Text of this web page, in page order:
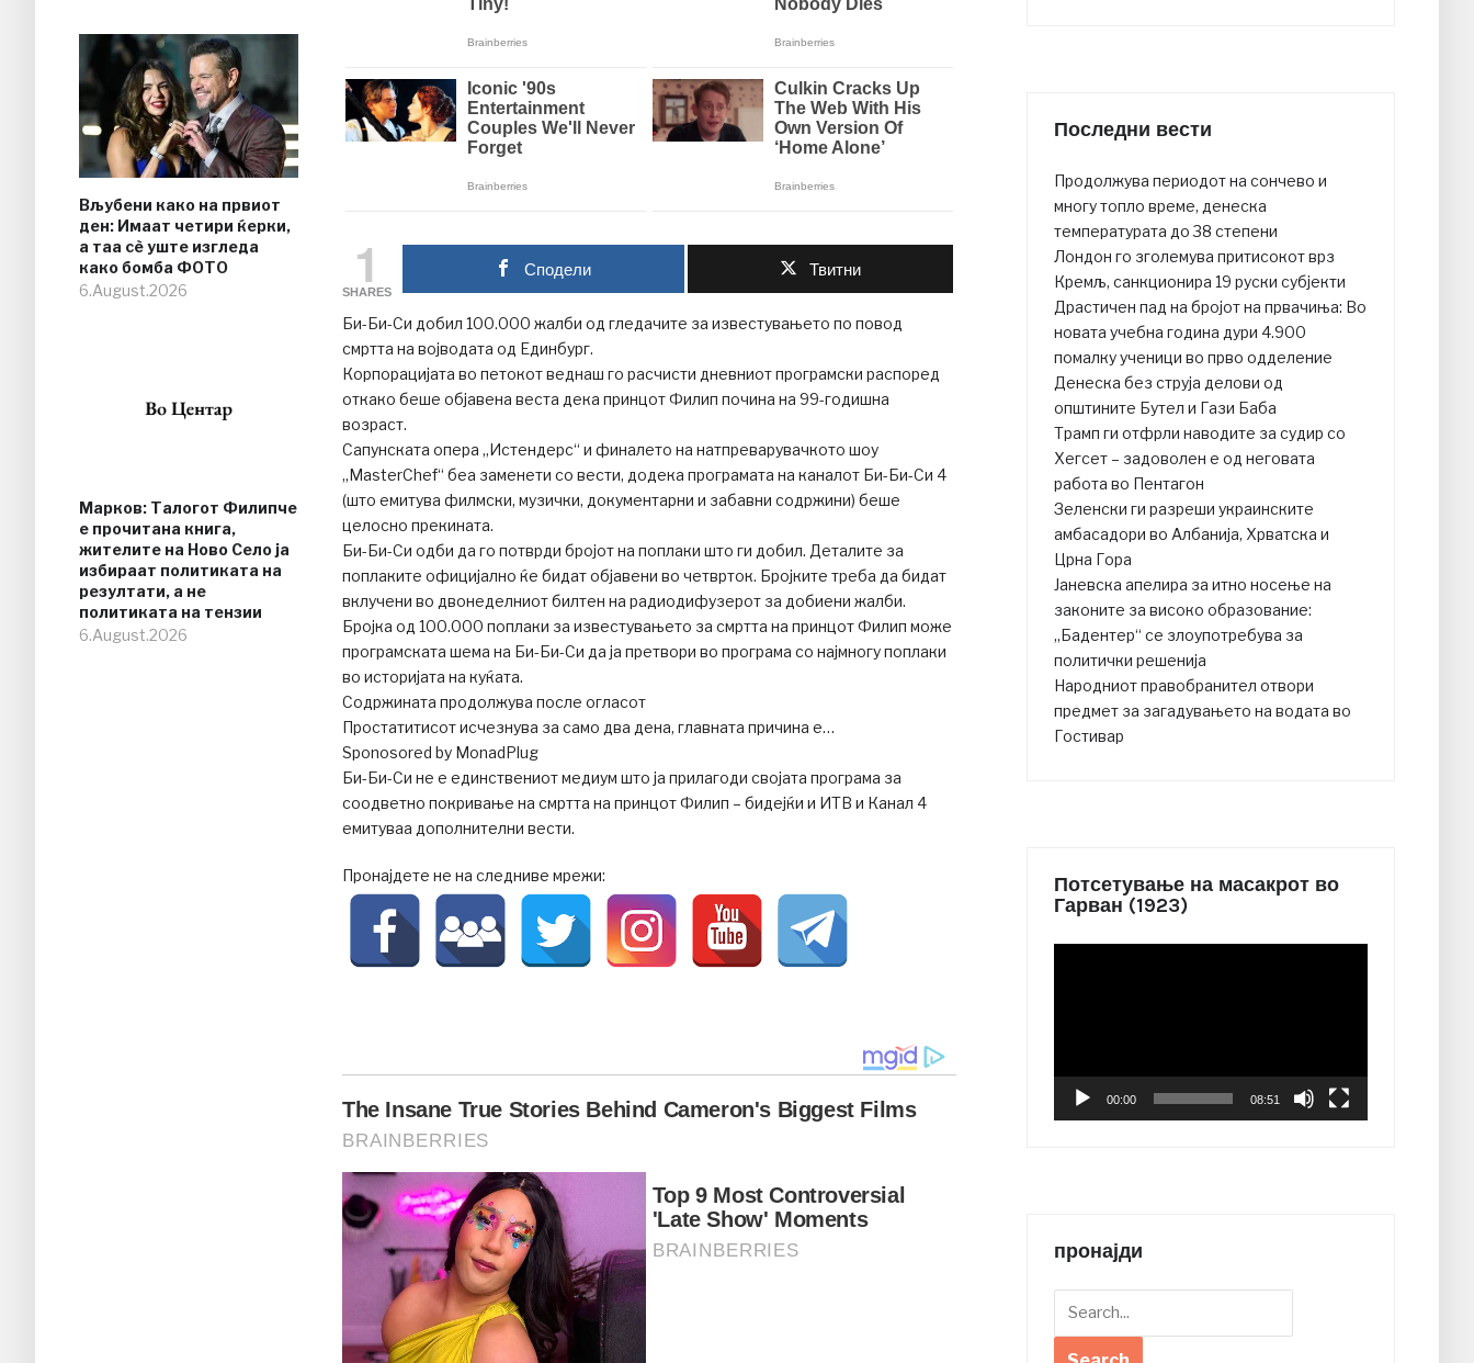
Вљубени како на првиот
ден: Имаат четири ќерки,
а таа сè уште изгледа
како бомба ФОТО
6.August.2026
Марков: Талогот Филипче
е прочитана книга,
жителите на Ново Село ја
избираат политиката на
резултати, а не
политиката на тензии
6.August.2026
1
SHARES
Сподели Твитни
Би-Би-Си добил 100.000 жалби од гледачите за известувањето по повод
смртта на војводата од Единбург.
Корпорацијата во петокот веднаш го расчисти дневниот програмски распоред
откако беше објавена веста дека принцот Филип почина на 99-годишна
возраст.
Сапунската опера „Истендерс“ и финалето на натпреварувачкото шоу
„MasterChef“ беа заменети со вести, додека програмата на каналот Би-Би-Си 4
(што емитува филмски, музички, документарни и забавни содржини) беше
целосно прекината.
Би-Би-Си одби да го потврди бројот на поплаки што ги добил. Деталите за
поплаките официјално ќе бидат објавени во четврток. Бројките треба да бидат
вклучени во двонеделниот билтен на радиодифузерот за добиени жалби.
Бројка од 100.000 поплаки за известувањето за смртта на принцот Филип може
програмската шема на Би-Би-Си да ја претвори во програма со најмногу поплаки
во историјата на куќата.
Содржината продолжува после огласот
Простатитисот исчезнува за само два дена, главната причина е…
Sponosored by MonadPlug
Би-Би-Си не е единствениот медиум што ја прилагоди својата програма за
соодветно покривање на смртта на принцот Филип – бидејќи и ИТВ и Канал 4
емитуваа дополнителни вести.
Пронајдете не на следниве мрежи:
Последни вести
Продолжува периодот на сончево и
многу топло време, денеска
температурата до 38 степени
Лондон го зголемува притисокот врз
Кремљ, санкционира 19 руски субјекти
Драстичен пад на бројот на првачиња: Во
новата учебна година дури 4.900
помалку ученици во прво одделение
Денеска без струја делови од
општините Бутел и Гази Баба
Трамп ги отфрли наводите за судир со
Хегсет – задоволен е од неговата
работа во Пентагон
Зеленски ги разреши украинските
амбасадори во Албанија, Хрватска и
Црна Гора
Јаневска апелира за итно носење на
законите за високо образование:
„Бадентер“ се злоупотребува за
политички решенија
Народниот правобранител отвори
предмет за загадувањето на водата во
Гостивар
Потсетување на масакрот во
Гарван (1923)
00:00 08:51
пронајди